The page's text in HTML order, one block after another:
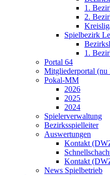
1.
2.
Spielbezirk
1.
Portal 64
Mitgliederportal (nu
Pokal-MM
2026
2025
2024
Spielerverwaltung
Bezirksspielleiter
Auswertungen
Kontakt
Kontakt
News Spielbetrieb